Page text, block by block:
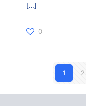
[…]
0
1 2